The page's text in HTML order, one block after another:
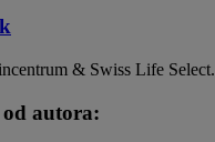
& Swiss Life Select.
autora: